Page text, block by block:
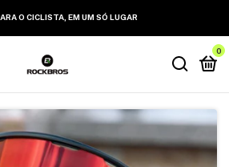
O CICLISTA, EM UM SÓ LUGAR
0